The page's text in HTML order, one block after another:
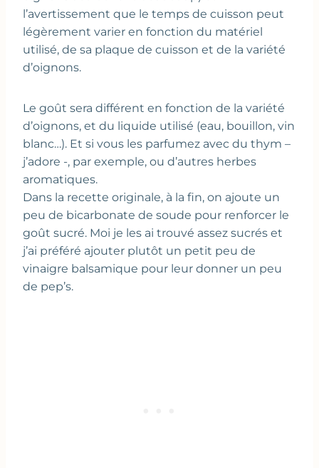
l’avertissement que le temps de cuisson peut
légèrement varier en fonction du matériel
utilisé, de sa plaque de cuisson et de la variété
d’oignons.
Le goût sera différent en fonction de la variété
d’oignons, et du liquide utilisé (eau, bouillon, vin
blanc…). Et si vous les parfumez avec du thym –
j’adore -, par exemple, ou d’autres herbes
aromatiques.
Dans la recette originale, à la fin, on ajoute un
peu de bicarbonate de soude pour renforcer le
goût sucré. Moi je les ai trouvé assez sucrés et
j’ai préféré ajouter plutôt un petit peu de
vinaigre balsamique pour leur donner un peu
de pep’s.